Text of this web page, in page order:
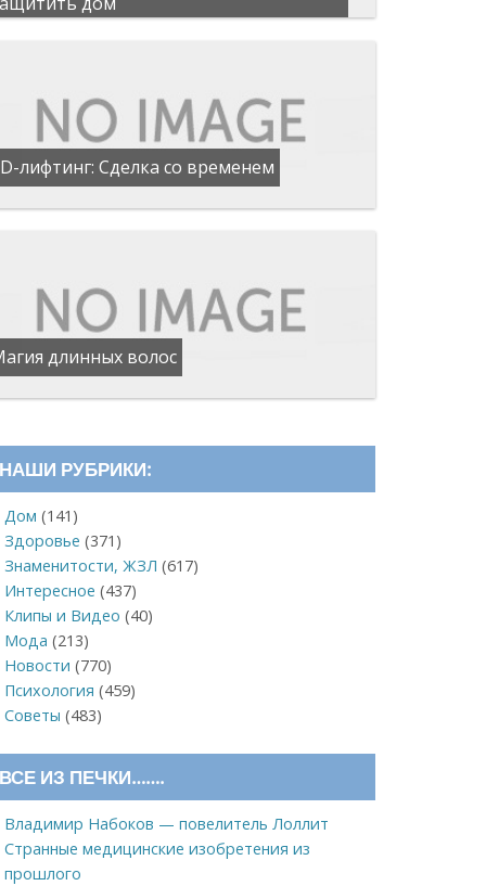
лифтинг: Сделка со временем
длинных волос
НАШИ РУБРИКИ:
Дом (141)
Здоровье (371)
Знаменитости, ЖЗЛ (617)
Интересное (437)
Клипы и Видео (40)
Мода (213)
Новости (770)
Психология (459)
Советы (483)
ВСЕ ИЗ ПЕЧКИ…….
Владимир Набоков — повелитель Лоллит
Странные медицинские изобретения из
прошлого